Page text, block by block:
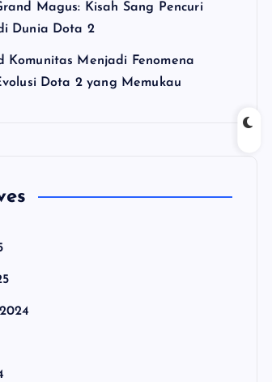
Magus: Kisah Sang Pencuri
Dunia Dota 2
Komunitas Menjadi Fenomena
Dota 2 yang Memukau